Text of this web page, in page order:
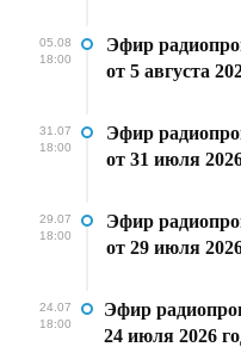
05.08
18:00
Эфир
от 5 августа
31.07
18:00
Эфир
от 31 июля
29.07
18:00
Эфир
от 29 июля
24.07
18:00
Эфир
24 июля 2026